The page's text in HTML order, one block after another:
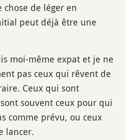
de léger en
peut déjà être une
moi-même expat et je ne
pas ceux qui rêvent de
Ceux qui sont
souvent ceux pour qui
comme prévu, ou ceux
lancer.